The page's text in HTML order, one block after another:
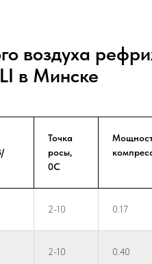
воздуха
в Минске
Точка
росы,
0С
2-10 0.17
2-10 0.40